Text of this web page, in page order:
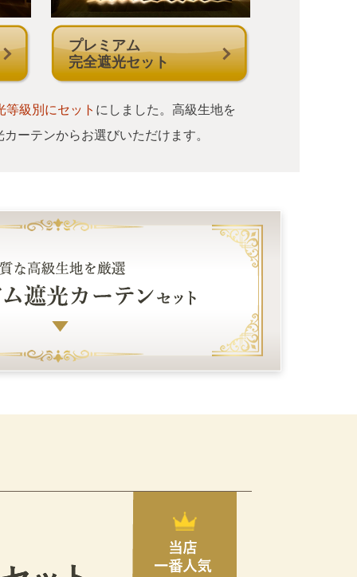
プレミアム
完全遮光セット
級別にセット にしました。高級生地を
ーテンからお選びいただけます。